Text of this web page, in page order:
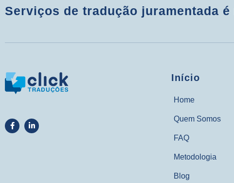
Serviços de tradução juramentada
Início
Home
Quem Somos
FAQ
Metodologia
Blog